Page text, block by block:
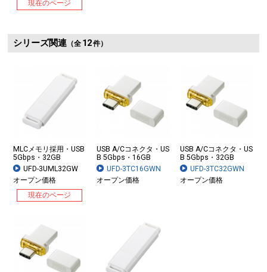
現在のページ
シリーズ関連（全 12件）
MLCメモリ採用・USB
5Gbps・32GB
UFD-3UML32GW
オープン価格
現在のページ
USB A/Cコネクタ・US
B 5Gbps・16GB
UFD-3TC16GWN
オープン価格
USB A/Cコネクタ・US
B 5Gbps・32GB
UFD-3TC32GWN
オープン価格